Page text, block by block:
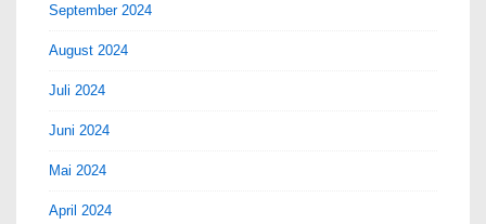
September 2024
August 2024
Juli 2024
Juni 2024
Mai 2024
April 2024